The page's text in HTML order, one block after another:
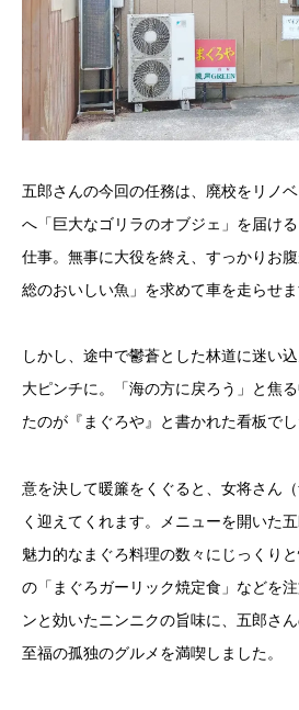
五郎さんの今回の任務は、廃校をリノ
へ「巨大なゴリラのオブジェ」を届け
仕事。無事に大役を終え、すっかりお
総のおいしい魚」を求めて車を走らせま
しかし、途中で鬱蒼とした林道に迷い
大ピンチに。「海の方に戻ろう」と焦
たのが『まぐろや』と書かれた看板でし
意を決して暖簾をくぐると、女将さん
く迎えてくれます。メニューを開いた
魅力的なまぐろ料理の数々にじっくり
の「まぐろガーリック焼定食」などを
ンと効いたニンニクの旨味に、五郎さ
至福の孤独のグルメを満喫しました。